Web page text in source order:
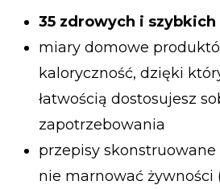
35 zdrowych i
miary domowe
kaloryczność, dzięki
łatwością dostosujesz
zapotrzebowania
przepisy
nie marnować żywności